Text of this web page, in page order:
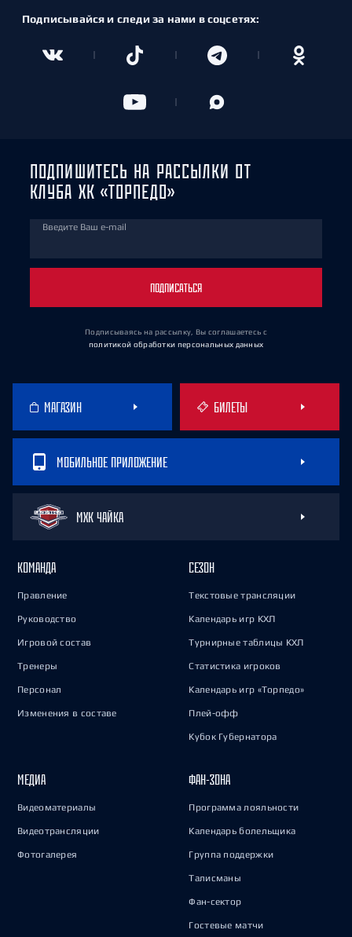
Подписывайся и следи за нами в соцсетях:
ПОДПИШИТЕСЬ НА РАССЫЛКИ ОТ
КЛУБА ХК «ТОРПЕДО»
Введите Ваш e-mail
ПОДПИСАТЬСЯ
Подписываясь на рассылку, Вы соглашаетесь с
политикой обработки персональных данных
МАГАЗИН БИЛЕТЫ
МОБИЛЬНОЕ ПРИЛОЖЕНИЕ
МХК ЧАЙКА
КОМАНДА
Правление
Руководство
Игровой состав
Тренеры
Персонал
Изменения в составе
СЕЗОН
Текстовые трансляции
Календарь игр КХЛ
Турнирные таблицы КХЛ
Статистика игроков
Календарь игр «Торпедо»
Плей-офф
Кубок Губернатора
МЕДИА
Видеоматериалы
Видеотрансляции
Фотогалерея
ФАН-ЗОНА
Программа лояльности
Календарь болельщика
Группа поддержки
Талисманы
Фан-сектор
Гостевые матчи